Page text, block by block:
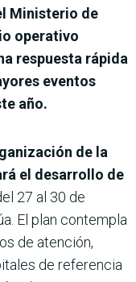
Ministerio de
operativo
respuesta rápida
eventos
año.
de la
el desarrollo de
27 al 30 de
El plan contempla
de atención,
de referencia